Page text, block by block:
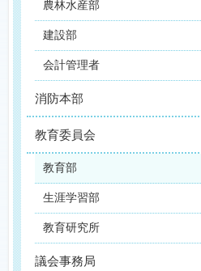
農林水産部
建設部
会計管理者
消防本部
教育委員会
教育部
生涯学習部
教育研究所
議会事務局